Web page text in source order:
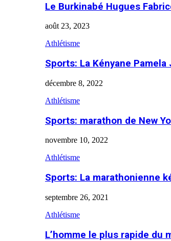
Le Burkinabé Hugues
août 23, 2023
Athlétisme
Sports: La Kényane
décembre 8, 2022
Athlétisme
Sports: marathon de New
novembre 10, 2022
Athlétisme
Sports: La marathonienne
septembre 26, 2021
Athlétisme
L’homme le plus rapide du